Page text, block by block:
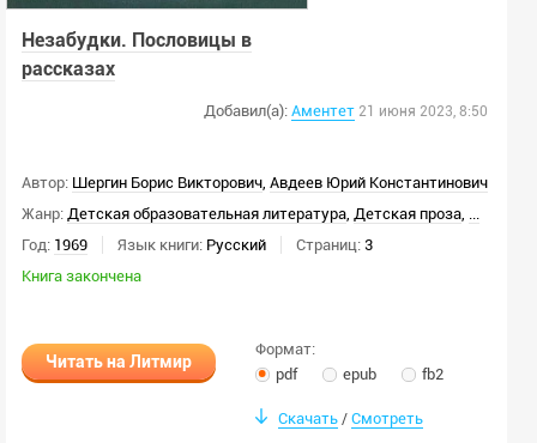
Незабудки. Пословицы в
рассказах
Добавил(а): Аментет 21 июня 2023, 8:50
Автор: Шергин Борис Викторович,Авдеев Юрий Константинович
Жанр: Детская образовательная литература,Детская проза, ...
Год: 1969 Язык книги: Русский Страниц: 3
Книга закончена
Читать на Литмир
Формат:
pdf
epub fb2
Скачать /Смотреть